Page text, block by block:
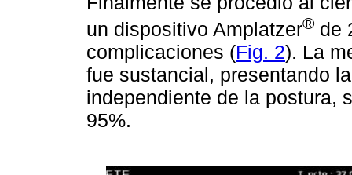
un dispositivo Amplatzer® de
complicaciones (Fig. 2). La
fue sustancial, presentando
independiente de la postura,
95%.